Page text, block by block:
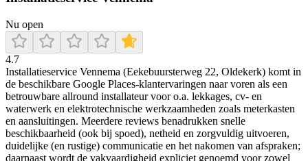
Nu open
4.7
Installatieservice Vennema (Eekebuursterweg 22, Oldekerk) komt in
de beschikbare Google Places-klantervaringen naar voren als een
betrouwbare allround installateur voor o.a. lekkages, cv- en
waterwerk en elektrotechnische werkzaamheden zoals meterkasten
en aansluitingen. Meerdere reviews benadrukken snelle
beschikbaarheid (ook bij spoed), netheid en zorgvuldig uitvoeren,
duidelijke (en rustige) communicatie en het nakomen van afspraken;
daarnaast wordt de vakvaardigheid expliciet genoemd voor zowel